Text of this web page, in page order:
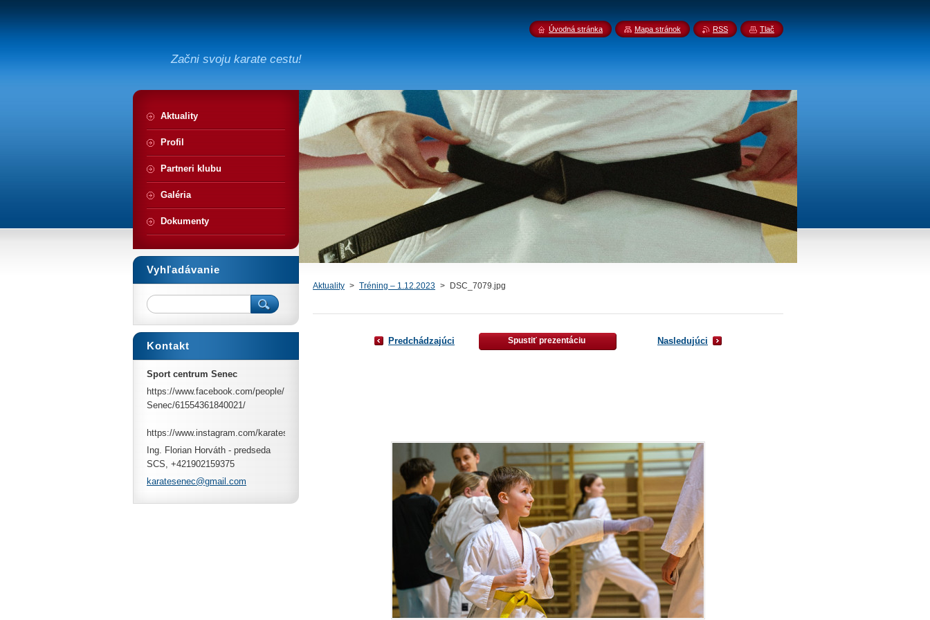
Začni svoju karate cestu!
Aktuality > Tréning – 1.12.2023 > DSC_7079.jpg
Predchádzajúci Spustiť prezentáciu Nasledujúci
Aktuality
Profil
Partneri klubu
Galéria
Dokumenty
Vyhľadávanie
Kontakt
Sport centrum Senec
https://www.facebook.com/people/Karate-
Senec/61554361840021/
https://www.instagram.com/karatesenec/
Ing. Florian Horváth - predseda
SCS, +421902159375
karatesenec@gmai l.com
Úvodná stránka Mapa stránok RSS Tlač